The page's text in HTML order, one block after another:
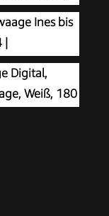
Ines bis
BMR |
| weiß
Digital,
Weiß, 180